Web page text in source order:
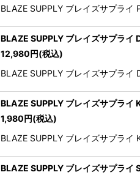
BLAZE SUPPLY ブレイズサプラ
BLAZE SUPPLY ブレイズサプライ
12,980円(税込)
BLAZE SUPPLY ブレイズサプライ
BLAZE SUPPLY ブレイズサプラ
1,980円(税込)
BLAZE SUPPLY ブレイズサプラ
BLAZE SUPPLY ブレイズサプライ